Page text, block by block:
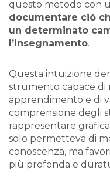
questo metodo con
documentare ciò
un determinato
l’insegnamento.
Questa intuizione
strumento capace di
apprendimento e di
comprensione degli
rappresentare
solo permetteva di
conoscenza, ma
più profonda e